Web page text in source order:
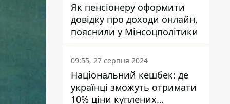
Як пенсіонеру оформити
довідку про доходи онлайн,
пояснили у Мінсоцполітики
09:55, 27 серпня 2024
Національний кешбек: де
українці зможуть отримати
10% ціни куплених